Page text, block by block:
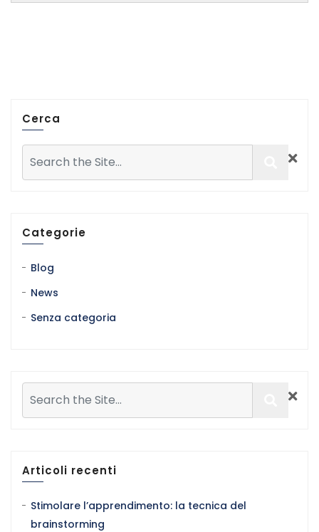
Cerca
Categorie
Blog
News
Senza categoria
Articoli recenti
Stimolare l’apprendimento: la tecnica del
brainstorming